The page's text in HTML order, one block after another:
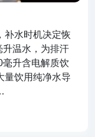
补水时机决定恢
温水，为排汗
升含电解质饮
量饮用纯净水导